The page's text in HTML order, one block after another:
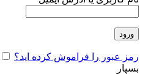
ورود
رمز عبور را فراموش کرده اید؟
بسپار